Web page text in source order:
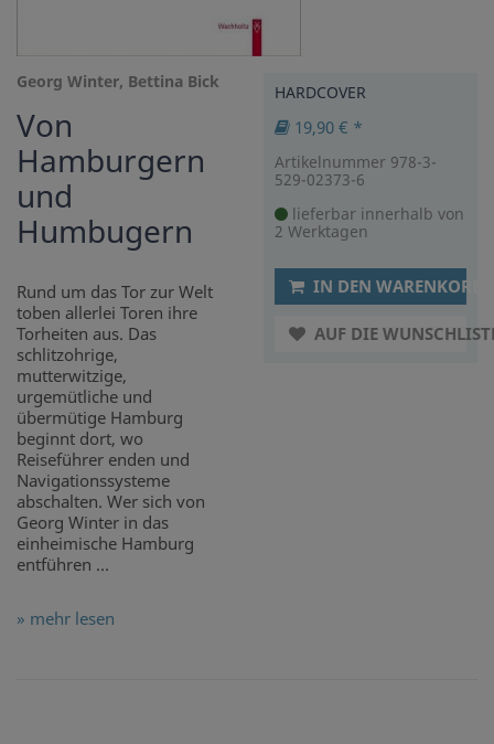
Georg Winter, Bettina Bick
Von
Hamburgern
und
Humbugern
Rund um das Tor zur Welt
toben allerlei Toren ihre
Torheiten aus. Das
schlitzohrige,
mutterwitzige,
urgemütliche und
übermütige Hamburg
beginnt dort, wo
Reiseführer enden und
Navigationssysteme
abschalten. Wer sich von
Georg Winter in das
einheimische Hamburg
entführen ...
» mehr lesen
HARDCOVER
19,90 € *
Artikelnummer 978-3-
529-02373-6
lieferbar innerhalb von
2 Werktagen
IN DEN WARENKORB
AUF DIE